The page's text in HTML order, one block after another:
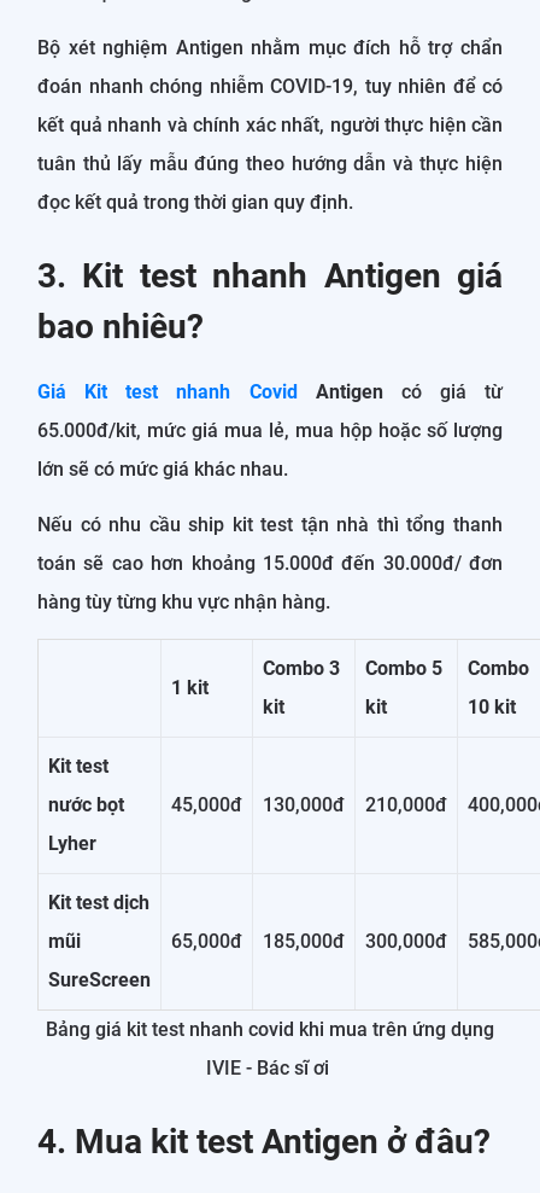
Bộ xét nghiệm Antigen nhằm mục đích hỗ trợ chẩn
đoán nhanh chóng nhiễm COVID-19, tuy nhiên để có
kết quả nhanh và chính xác nhất, người thực hiện cần
tuân thủ lấy mẫu đúng theo hướng dẫn và thực hiện
đọc kết quả trong thời gian quy định.
3. Kit test nhanh Antigen giá
bao nhiêu?
Giá Kit test nhanh CovidAntigencó giá từ
65.000đ/kit, mức giá mua lẻ, mua hộp hoặc số lượng
lớn sẽ có mức giá khác nhau.
Nếu có nhu cầu ship kit test tận nhà thì tổng thanh
toán sẽ cao hơn khoảng 15.000đ đến 30.000đ/ đơn
hàng tùy từng khu vực nhận hàng.
1 kit
Combo 3
kit
Combo 5
kit
Combo
10 kit
Kit test
nước bọt
Lyher
45,000đ 130,000đ 210,000đ
Kit test dịch
mũi
SureScreen
65,000đ 185,000đ 300,000đ
Bảng giá kit test nhanh covid khi mua trên ứng dụng
IVIE - Bác sĩ ơi
4. Mua kit test Antigen ở đâu?